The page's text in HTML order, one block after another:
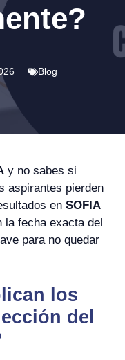
Blog
y no sabes si
aspirantes pierden
en SOFIA
la fecha exacta del
para no quedar
los
del